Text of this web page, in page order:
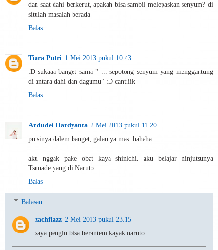
dan saat dahi berkerut, apakah bisa sambil melepaskan senyum? di
situlah masalah berada.
Balas
Tiara Putri 1 Mei 2013 pukul 10.43
:D sukaaa banget sama " ... sepotong senyum yang menggantung
di antara dahi dan dagumu" :D cantiiik
Balas
Andudei Hardyanta 2 Mei 2013 pukul 11.20
puisinya dalem banget, galau ya mas. hahaha
aku nggak pake obat kaya shinichi, aku belajar ninjutsunya
Tsunade yang di Naruto.
Balas
Balasan
zachflazz 2 Mei 2013 pukul 23.15
saya pengin bisa berantem kayak naruto